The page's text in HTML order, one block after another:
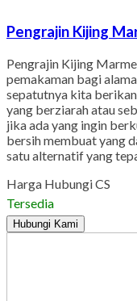
Pengrajin Kijing
Pengrajin Kijing
pemakaman bagi
sepatutnya kita
yang berziarah atau
jika ada yang ingin
bersih membuat yang
satu alternatif yang
Harga Hubungi CS
Tersedia
Hubungi Kami